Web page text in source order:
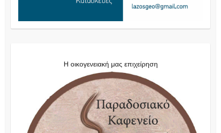
Η οικογενειακή μας επιχείρηση